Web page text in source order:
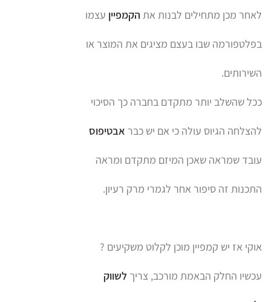
לאחר מכן מתחילים לבנות את הקמפיין עצמו
בפלטפורמה שבו בעצם מציגים את המוצר או
השירותים.
ככל שהשלב יותר מתקדם בחברה כך הסיכוי
להצלחה הגיוס עולה כי אם יש כבר אבטיפוס
עובד שמראה שאכן המיזם מתקדם ומראה
התכנות זה סיפור אחר לגמרי מרק רעיון.
אוקי אז יש קמפיין מוכן לקלוט משקיעים ?
עכשיו החלק הבאמת מורכב, צריך לשווק